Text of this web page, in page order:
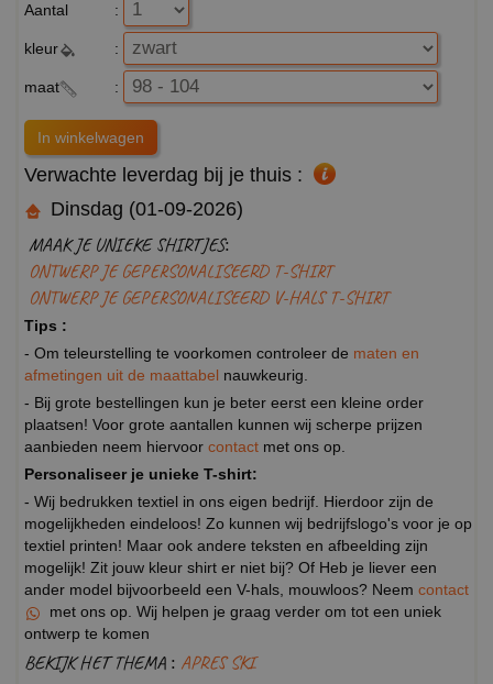
Aantal :
kleur :
maat :
Verwachte leverdag bij je thuis :
Dinsdag (01-09-2026)
MAAK JE UNIEKE SHIRTJES:
ONTWERP JE GEPERSONALISEERD T-SHIRT
ONTWERP JE GEPERSONALISEERD V-HALS T-SHIRT
Tips :
- Om teleurstelling te voorkomen controleer de maten en
afmetingen uit de maattabel nauwkeurig.
- Bij grote bestellingen kun je beter eerst een kleine order
plaatsen! Voor grote aantallen kunnen wij scherpe prijzen
aanbieden neem hiervoor contact met ons op.
Personaliseer je unieke T-shirt:
- Wij bedrukken textiel in ons eigen bedrijf. Hierdoor zijn de
mogelijkheden eindeloos! Zo kunnen wij bedrijfslogo's voor je op
textiel printen! Maar ook andere teksten en afbeelding zijn
mogelijk! Zit jouw kleur shirt er niet bij? Of Heb je liever een
ander model bijvoorbeeld een V-hals, mouwloos? Neem contact
met ons op. Wij helpen je graag verder om tot een uniek
ontwerp te komen
BEKIJK HET THEMA : APRES SKI